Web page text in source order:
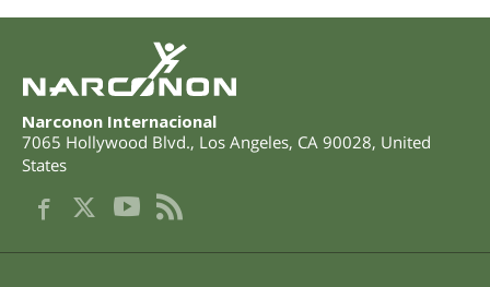
Narconon Internacional
7065 Hollywood Blvd., Los Angeles, CA 90028, United
States